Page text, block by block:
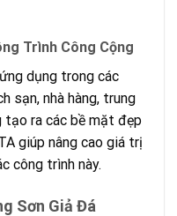
Trình Công Cộng
dụng trong các
sạn, nhà hàng, trung
tạo ra các bề mặt đẹp
giúp nâng cao giá trị
công trình này.
Sơn Giả Đá